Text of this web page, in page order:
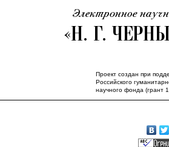
Проект создан при
Российского
научного фонда (грант